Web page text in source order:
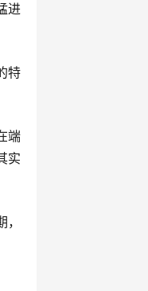
进
特
端
实